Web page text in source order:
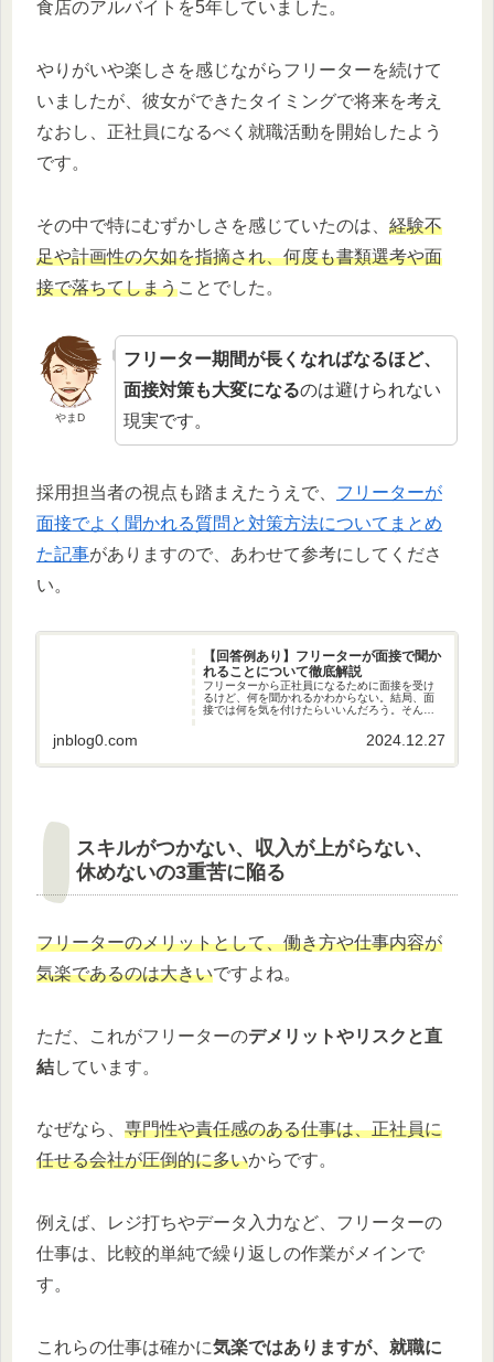
食店のアルバイトを5年していました。
やりがいや楽しさを感じながらフリーターを続けて
いましたが、彼女ができたタイミングで将来を考え
なおし、正社員になるべく就職活動を開始したよう
です。
その中で特にむずかしさを感じていたのは、 経験不
足や計画性の欠如を指摘され、何度も書類選考や面
接で落ちてしまうことでした。
やまD
フリーター期間が長くなればなるほど、
面接対策も大変になるのは避けられない
現実です。
採用担当者の視点も踏まえたうえで、 フリーターが
面接でよく聞かれる質問と対策方法についてまとめ
た記事がありますので、あわせて参考にしてくださ
い。
【回答例あり】フリーターが面接で聞か
れることについて徹底解説
フリーターから正社員になるために面接を受け
るけど、何を聞かれるかわからない。結局、面
接では何を気を付けたらいいんだろう。そんな
自身がフリーターから大手ホワイト企業に正社
員就職を実現し、キャリアアドバ...
jnblog0.com 2024.12.27
スキルがつかない、収入が上がらない、
休めないの3重苦に陥る
フリーターのメリットとして、働き方や仕事内容が
気楽であるのは大きいですよね。
ただ、これがフリーターのデメリットやリスクと直
結しています。
なぜなら、 専門性や責任感のある仕事は、正社員に
任せる会社が圧倒的に多いからです。
例えば、レジ打ちやデータ入力など、フリーターの
仕事は、比較的単純で繰り返しの作業がメインで
す。
これらの仕事は確かに気楽ではありますが、就職に